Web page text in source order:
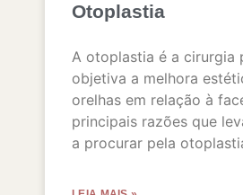
Otoplastia
A otoplastia é a cirurgia
objetiva a melhora
orelhas em relação à
principais razões que
a procurar pela